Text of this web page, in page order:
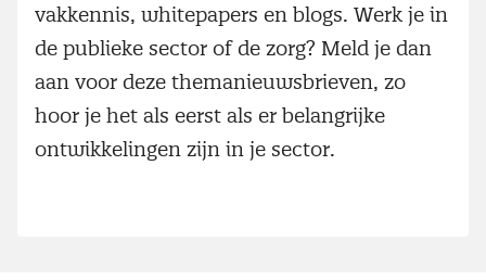
vakkennis, whitepapers en blogs. Werk je in
de publieke sector of de zorg? Meld je dan
aan voor deze themanieuwsbrieven, zo
hoor je het als eerst als er belangrijke
ontwikkelingen zijn in je sector.